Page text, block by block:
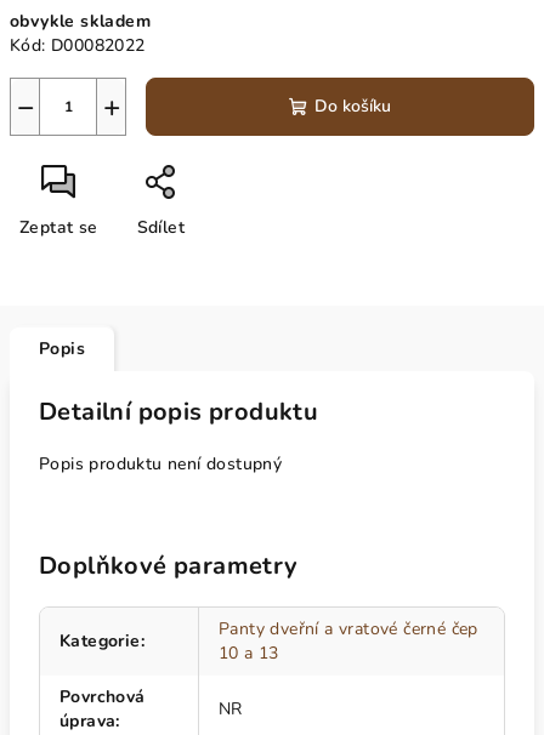
cena:
obvykle skladem
Kód: D00082022
+
− Do košíku
Zeptat se Sdílet
Popis
Detailní popis produktu
Popis produktu není dostupný
Doplňkové parametry
Kategorie:
Panty dveřní a vratové černé čep
10 a 13
Povrchová
úprava:
NR